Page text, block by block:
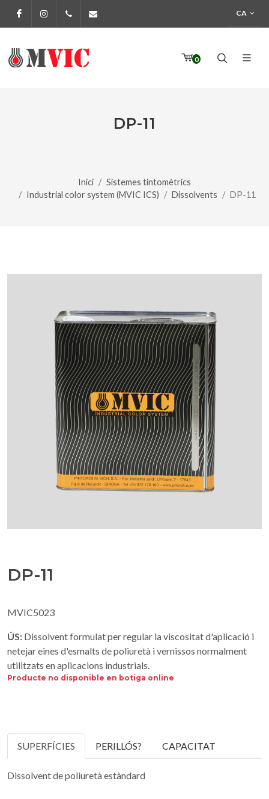
FacebookInstagram972 170 160 CA
0
DP-11
Inici
Sistemes tintomètrics
Industrial color system (MVIC ICS)
Dissolvents DP-11
DP-11
MVIC5023
ÚS: Dissolvent formulat per regular la viscositat d'aplicació i
netejar eines d'esmalts de poliuretà i vernissos normalment
utilitzats en aplicacions industrials.
Producte no disponible en botiga online
SUPERFÍCIES PERILLÓS? CAPACITAT
Dissolvent de poliuretà estàndard